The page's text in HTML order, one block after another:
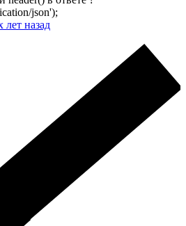
json');
лет назад